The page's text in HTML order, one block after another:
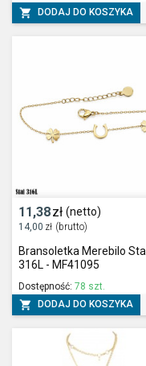
 DODAJ DO KOSZYKA
11,38zł (netto)
14,00 zł (brutto)
Bransoletka Merebilo Stal
316L - MF41095
Dostępność: 78 szt.
 DODAJ DO KOSZYKA